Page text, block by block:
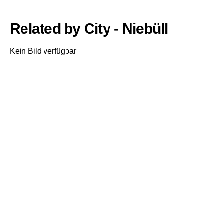
Related by City - Niebüll
Kein Bild verfügbar